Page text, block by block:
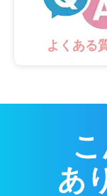
よくある
あ